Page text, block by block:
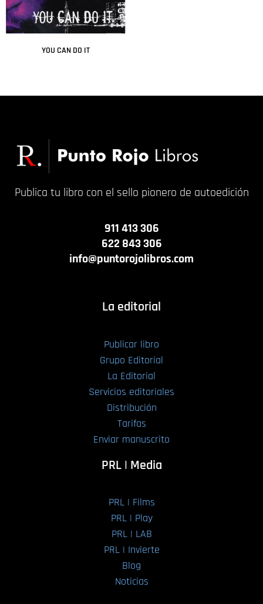
YOU CAN DO IT
Publica tu libro con el sello pionero de autoedición
911 413 306
622 843 306
info@puntorojolibros.com
La editorial
Publicar libro
Grupo Editorial
La Editorial
Servicios editoriales
Distribución
Tarifas
Enviar manuscrito
PRL | Media
PRL | Films
PRL | Play
PRL | LAB
PRL | Invierte
Blog
Noticias